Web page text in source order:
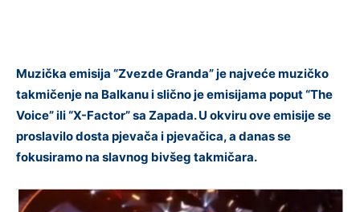
Muzička emisija “Zvezde Granda” je najveće muzičko
takmičenje na Balkanu i slično je emisijama poput “The
Voice” ili “X-Factor” sa Zapada. U okviru ove emisije se
proslavilo dosta pjevača i pjevačica, a danas se
fokusiramo na slavnog bivšeg takmičara.